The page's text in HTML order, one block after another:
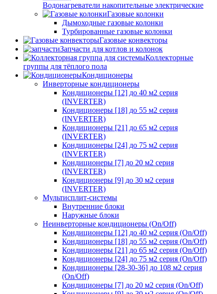
Водонагреватели накопительные электрические
Газовые колонки
Дымоходные газовые колонки
Турбированные газовые колонки
Газовые конвекторы
Запчасти для котлов и колонок
Коллекторные
группы для тёплого пола
Кондиционеры
Инверторные кондиционеры
Кондиционеры [12] до 40 м2 серия
(INVERTER)
Кондиционеры [18] до 55 м2 серия
(INVERTER)
Кондиционеры [21] до 65 м2 серия
(INVERTER)
Кондиционеры [24] до 75 м2 серия
(INVERTER)
Кондиционеры [7] до 20 м2 серия
(INVERTER)
Кондиционеры [9] до 30 м2 серия
(INVERTER)
Мультисплит-системы
Внутренние блоки
Наружные блоки
Неинверторные кондиционеры (On/Off)
Кондиционеры [12] до 40 м2 серия (On/Off)
Кондиционеры [18] до 55 м2 серия (On/Off)
Кондиционеры [21] до 65 м2 серия (On/Off)
Кондиционеры [24] до 75 м2 серия (On/Off)
Кондиционеры [28-30-36] до 108 м2 серия
(On/Off)
Кондиционеры [7] до 20 м2 серия (On/Off)